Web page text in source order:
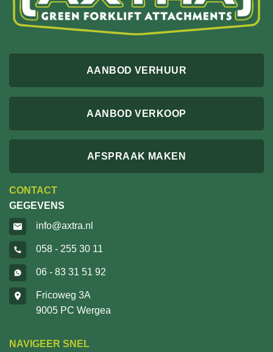
AANBOD VERHUUR
AANBOD VERKOOP
AFSPRAAK MAKEN
CONTACT
GEGEVENS
info@axtra.nl
058 - 255 30 11
06 - 83 31 51 92
Fricoweg 3A
9005 PC Wergea
NAVIGEER SNEL